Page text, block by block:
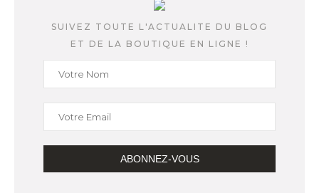
SUIVEZ TOUTE L'ACTUALITE DU BLOG
ET DE LA BOUTIQUE EN LIGNE !